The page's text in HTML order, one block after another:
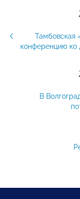
конференцию ко
В